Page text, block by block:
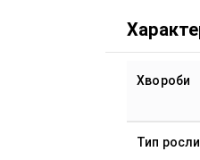
Хвороби
Тип